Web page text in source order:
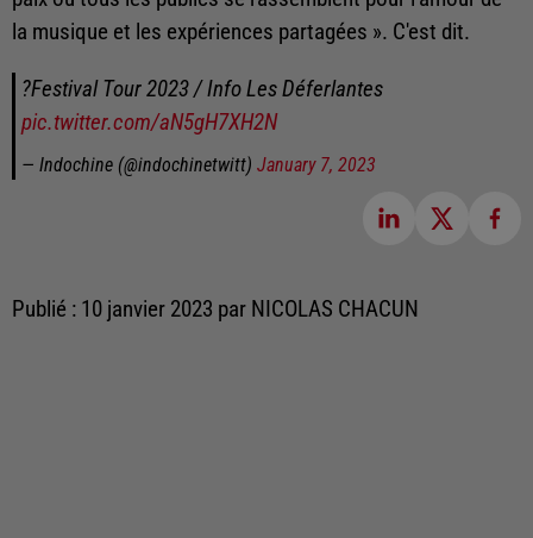
la musique et les expériences partagées ». C'est dit.
?Festival Tour 2023 / Info Les Déferlantes
pic.twitter.com/aN5gH7XH2N
— Indochine (@indochinetwitt) January 7, 2023
Publié : 10 janvier 2023 par NICOLAS CHACUN